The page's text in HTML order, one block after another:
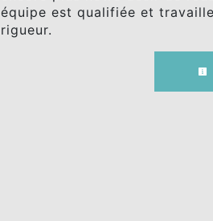
équipe est qualifiée et
rigueur.